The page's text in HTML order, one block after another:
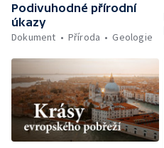
Podivuhodné přírodní
úkazy
Dokument
Příroda Geologie